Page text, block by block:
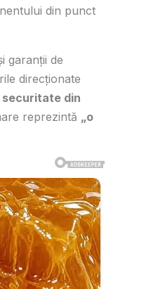
din punct
garanții de
direcționate
securitate din
reprezintă „o